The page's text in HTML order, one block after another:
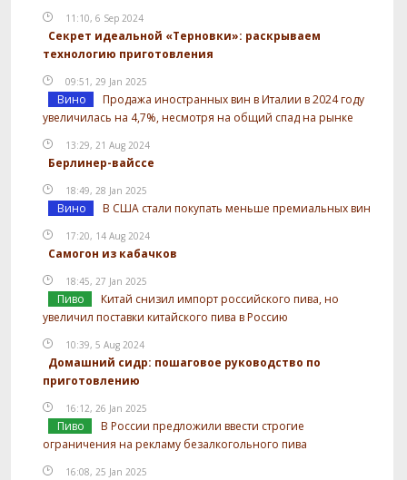
11:10, 6 Sep 2024
Секрет идеальной «Терновки»: раскрываем
технологию приготовления
09:51, 29 Jan 2025
Вино
Продажа иностранных вин в Италии в 2024 году
увеличилась на 4,7%, несмотря на общий спад на рынке
13:29, 21 Aug 2024
Берлинер-вайссе
18:49, 28 Jan 2025
Вино В США стали покупать меньше премиальных вин
17:20, 14 Aug 2024
Самогон из кабачков
18:45, 27 Jan 2025
Пиво
Китай снизил импорт российского пива, но
увеличил поставки китайского пива в Россию
10:39, 5 Aug 2024
Домашний сидр: пошаговое руководство по
приготовлению
16:12, 26 Jan 2025
Пиво
В России предложили ввести строгие
ограничения на рекламу безалкогольного пива
16:08, 25 Jan 2025